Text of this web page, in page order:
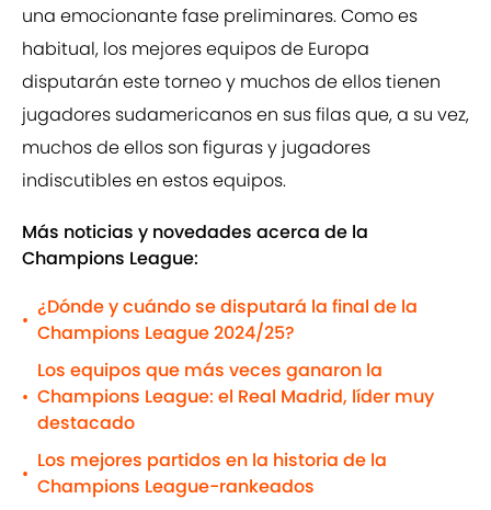
una emocionante fase preliminares. Como es
habitual, los mejores equipos de Europa
disputarán este torneo y muchos de ellos tienen
jugadores sudamericanos en sus filas que, a su vez,
muchos de ellos son figuras y jugadores
indiscutibles en estos equipos.
Más noticias y novedades acerca de la
Champions League:
•
¿Dónde y cuándo se disputará la final de la
Champions League 2024/25?
•
Los equipos que más veces ganaron la
Champions League: el Real Madrid, líder muy
destacado
•
Los mejores partidos en la historia de la
Champions League-rankeados